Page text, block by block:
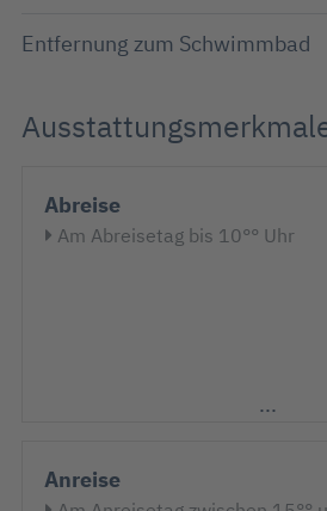
Entfernung zum Schwimmbad
Abreise
Am Abreisetag bis 10°° Uhr
Anreise